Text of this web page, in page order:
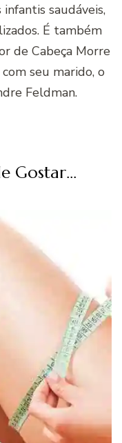
saudáveis,
É também
de Cabeça Morre
seu marido, o
Feldman.
Gostar...